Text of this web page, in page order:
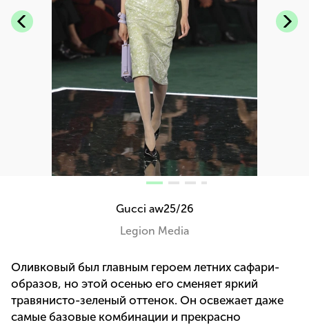
Gucci aw25/26
Legion Media
Оливковый был главным героем летних сафари-
образов, но этой осенью его сменяет яркий
травянисто-зеленый оттенок. Он освежает даже
самые базовые комбинации и прекрасно